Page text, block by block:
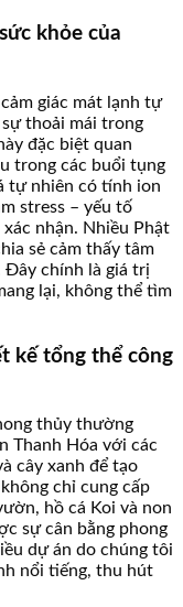
khỏe của
giác mát lạnh tự
thoải mái trong
đặc biệt quan
trong các buổi tụng
tự nhiên có tính ion
stress – yếu tố
nhận. Nhiều Phật
sẻ cảm thấy tâm
Đây chính là giá trị
lại, không thể tìm
kế tổng thể công
thủy thường
Thanh Hóa với các
cây xanh để tạo
chỉ cung cấp
hồ cá Koi và non
sự cân bằng phong
dự án do chúng tôi
nổi tiếng, thu hút